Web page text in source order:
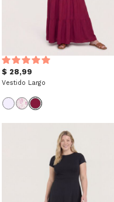
$ 28,99
Vestido Largo